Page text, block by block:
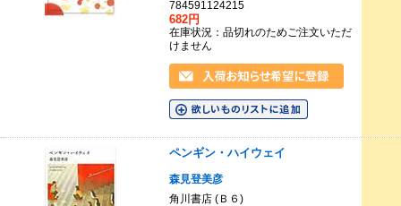
784591124215
682円
在庫状況：品切れのためご注文いただ
けません
ペンギン・ハイウェイ
森見登美彦
角川書店 (Ｂ６)